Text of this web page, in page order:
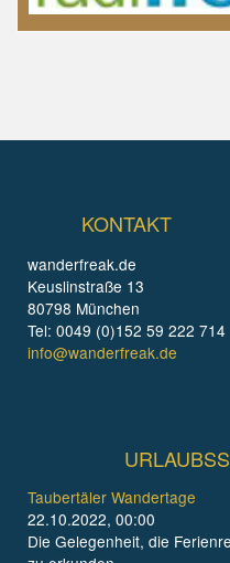
KONTAKT
wanderfreak.de
Keuslinstraße 13
80798 München
Tel: 0049 (0)152 59 222 714
info@wanderfreak.de
Taubertäler Wandertage
22.10.2022, 00:00
Die Gelegenheit, die